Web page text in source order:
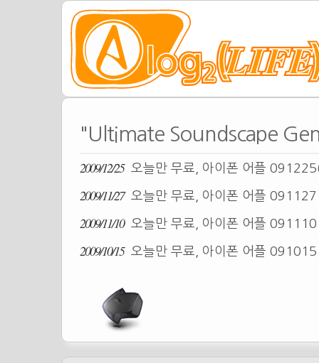
"Ultimate Soundscape
2009/12/25 오늘만 무료, 아이폰 어플
2009/11/27 오늘만 무료, 아이폰 어플
2009/11/10 오늘만 무료, 아이폰 어플
2009/10/15 오늘만 무료, 아이폰 어플